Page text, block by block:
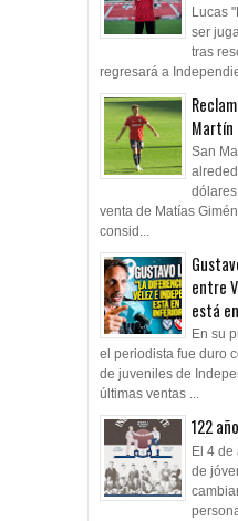
Lucas
ser
tras
regresará a
Martín
San
venta de Matías
consid...
entre
está
En su
el periodista fue duro
de juveniles de
últimas ventas ...
122
El 4 de
de